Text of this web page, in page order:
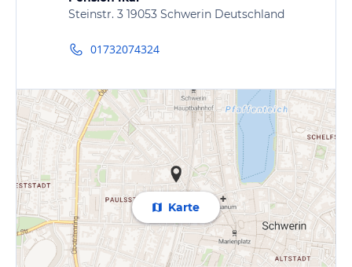
Steinstr. 3 19053 Schwerin Deutschland
01732074324
Karte